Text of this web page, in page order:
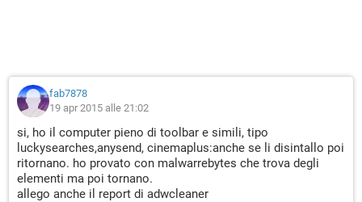
6F6E-4B53-A66E-4E65E497C8C0} (C:\Program Files
(x86)\AVG\AVG2012\avgssiea.dll) -> Trovato
[PUP] (X86)
HKEY_LOCAL_MACHINE\Software\Microsoft\Windows\Curr
entVersion\Explorer\Browser Helper Objects\{3CA2F312-
6F6E-4B53-A66E-4E65E497C8C0} (C:\Program Files
(x86)\AVG\AVG2012\avgssiea.dll) -> Trovato
[PUP] (X86)
fab7878
19 apr 2015 alle 21:02
si, ho il computer pieno di toolbar e simili, tipo
luckysearches,anysend, cinemaplus:anche se li disintallo poi
ritornano. ho provato con malwarrebytes che trova degli
elementi ma poi tornano.
allego anche il report di adwcleaner